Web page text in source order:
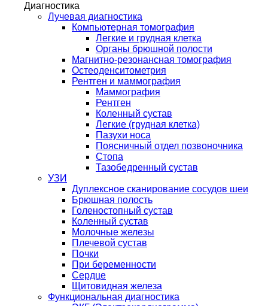
Диагностика
Лучевая диагностика
Компьютерная томография
Легкие и грудная клетка
Органы брюшной полости
Магнитно-резонансная томография
Остеоденситометрия
Рентген и маммография
Маммография
Рентген
Коленный сустав
Легкие (грудная клетка)
Пазухи носа
Поясничный отдел позвоночника
Стопа
Тазобедренный сустав
УЗИ
Дуплексное сканирование сосудов шеи
Брюшная полость
Голеностопный сустав
Коленный сустав
Молочные железы
Плечевой сустав
Почки
При беременности
Сердце
Щитовидная железа
Функциональная диагностика